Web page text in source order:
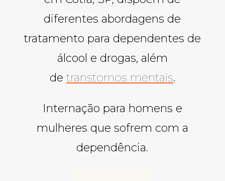
diferentes abordagens de
tratamento para dependentes de
álcool e drogas, além
de transtornos mentais.
Internação para homens e
mulheres que sofrem com a
dependência.